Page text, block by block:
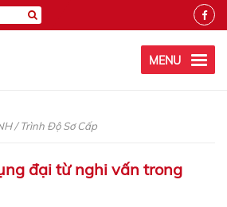
MENU
/Trình Độ Sơ Cấp
đại từ nghi vấn trong